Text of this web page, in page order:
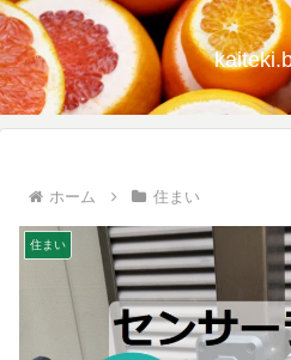
ホーム 住まい
住まい